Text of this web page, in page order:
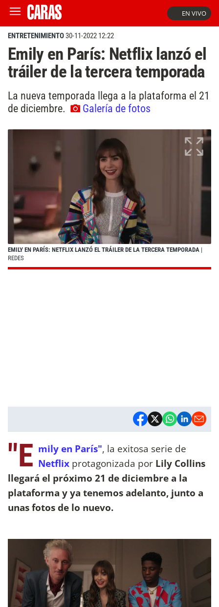
EN VIVO
ENTRETENIMIENTO30-11-2022 12:22
Emily en París: Netflix lanzó el
tráiler de la tercera temporada
La nueva temporada llega a la plataforma el 21
de diciembre.
Galería de fotos
EMILY EN PARÍS: NETFLIX LANZÓ EL TRÁILER DE LA TERCERA TEMPORADA |
REDES
"E mily en París", la exitosa serie de
Netflix protagonizada por Lily Collins
llegará el próximo 21 de diciembre a la
plataforma y ya tenemos adelanto, junto a
unas fotos de lo nuevo.